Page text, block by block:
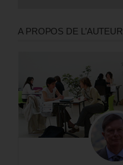
A PROPOS DE L’AUTEUR